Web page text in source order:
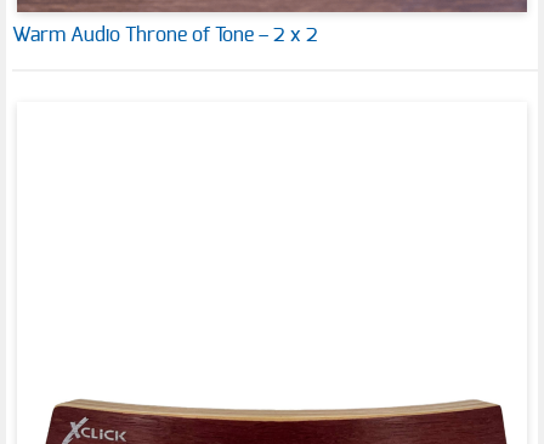
Warm Audio Throne of Tone – 2 x 2